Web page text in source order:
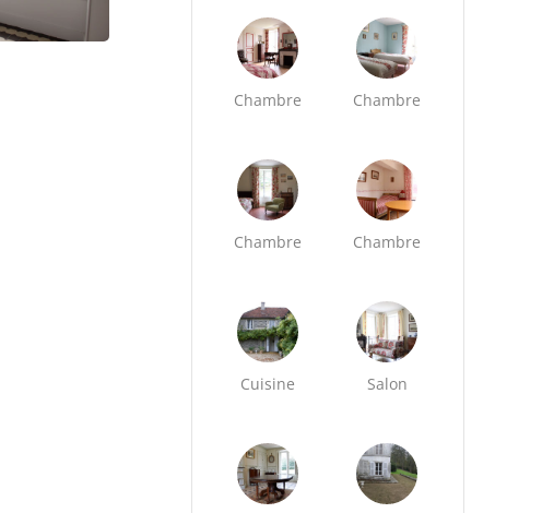
Chambre Chambre
Chambre Chambre
Cuisine Salon